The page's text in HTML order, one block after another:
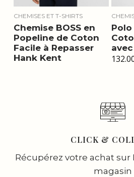
CHEMISES ET T-SHIRTS
Chemise BOSS en
Popeline de Coton
Facile à Repasser
Hank Kent
Polo
CLICK &
Récupérez votre achat
magasin